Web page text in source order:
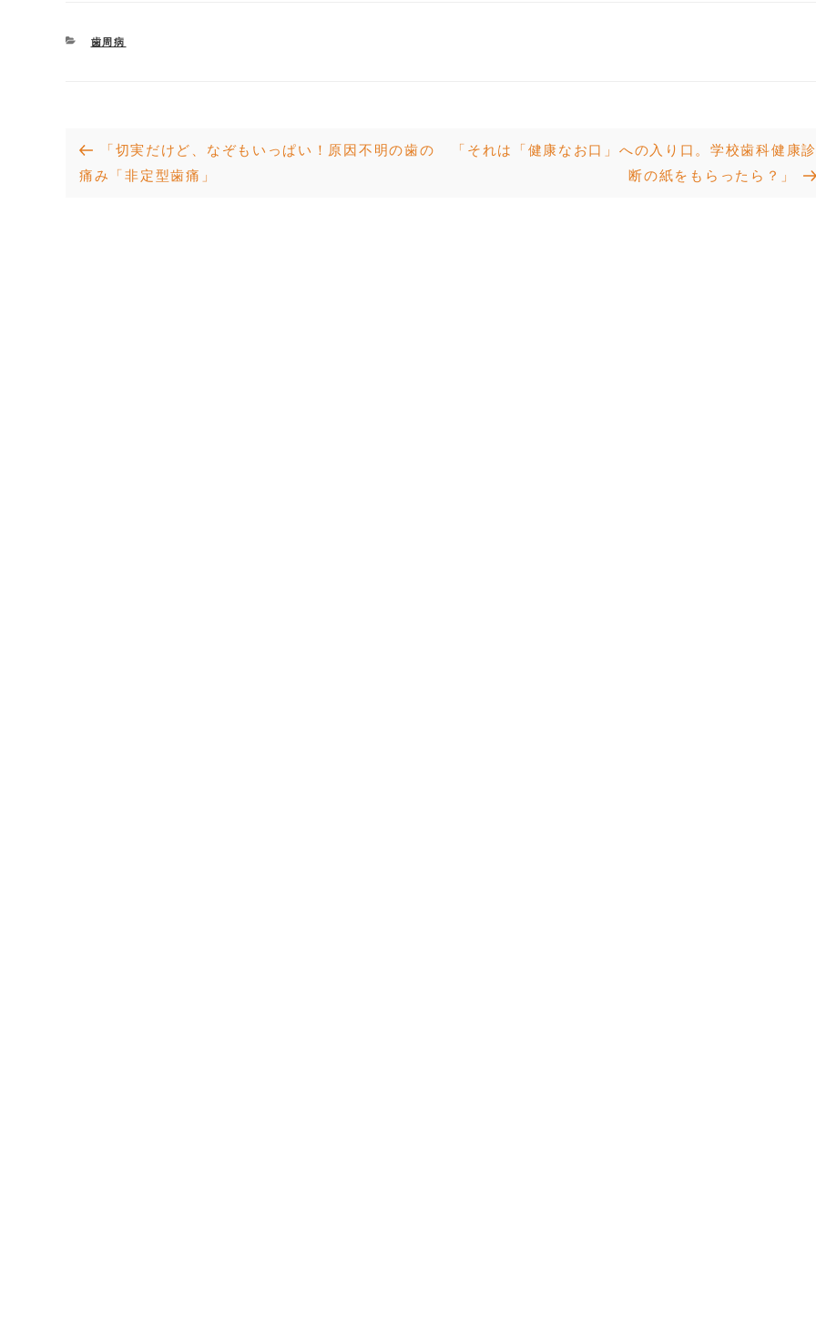
CATEGORIES
歯周病
投
稿
Previous
Post
「切実だけど、なぞもいっぱい！原因不明の歯の
痛み「非定型歯痛」
Next
「それは「健康なお口」への入り口。学校歯科健康診
断の紙をもらったら？」